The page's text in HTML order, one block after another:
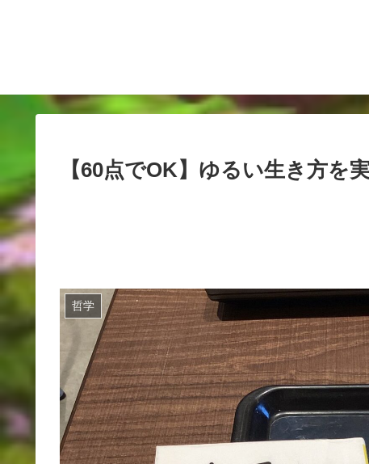
【60点でOK】ゆるい生き方を
哲学